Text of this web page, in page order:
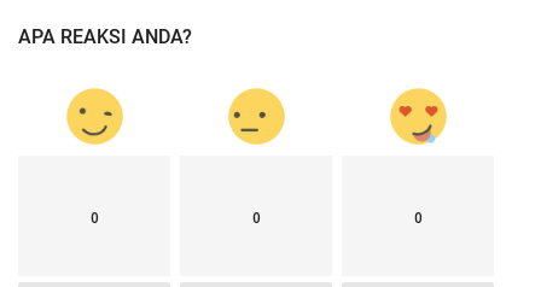
APA REAKSI ANDA?
0 0 0